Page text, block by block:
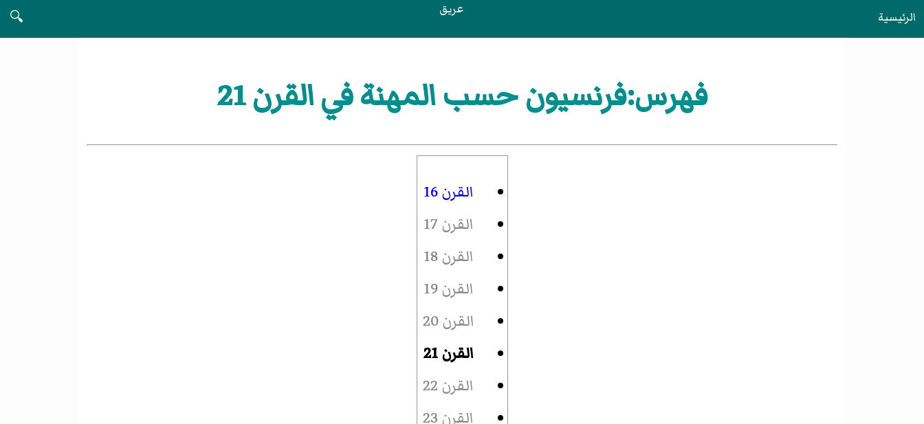
الرئيسية عريق
🔍
فهرس:فرنسيون حسب المهنة في القرن 21
القرن 16
القرن 17
القرن 18
القرن 19
القرن 20
القرن 21
القرن 22
القرن 23